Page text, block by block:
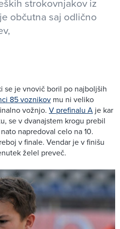
strokovnjakov iz
občutna saj odlično
se je vnovič boril po najboljših
85 voznikov mu ni veliko
vožnjo. V prefinalu A je kar
se v dvanajstem krogu prebil
napredoval celo na 10.
v finale. Vendar je v finišu
želel preveč.